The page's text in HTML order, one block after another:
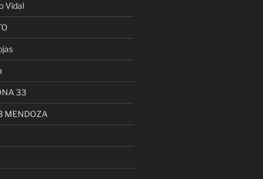
Vidal
33
MENDOZA